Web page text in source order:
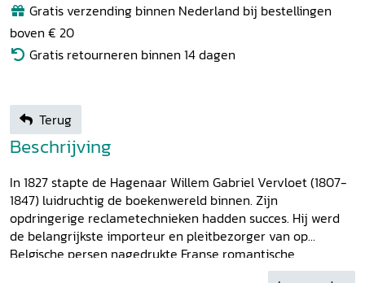
Gratis verzending binnen Nederland bij bestellingen
boven € 20
Gratis retourneren binnen 14 dagen
Terug
Beschrijving
In 1827 stapte de Hagenaar Willem Gabriel Vervloet (1807-
1847) luidruchtig de boekenwereld binnen. Zijn
opdringerige reclametechnieken hadden succes. Hij werd
de belangrijkste importeur en pleitbezorger van op
Belgische persen nagedrukte Franse romantische
letterkunde. Ook als uitgever van een tijdschrift dat geheel